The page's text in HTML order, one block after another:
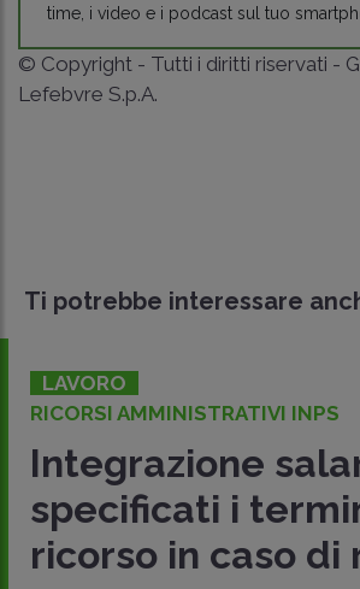
time, i video e i podcast sul tuo
© Copyright - Tutti i diritti riservati -
Lefebvre S.p.A.
Ti potrebbe interessare
LAVORO
RICORSI AMMINISTRATIVI INPS
Integrazione
specificati i
ricorso in caso di